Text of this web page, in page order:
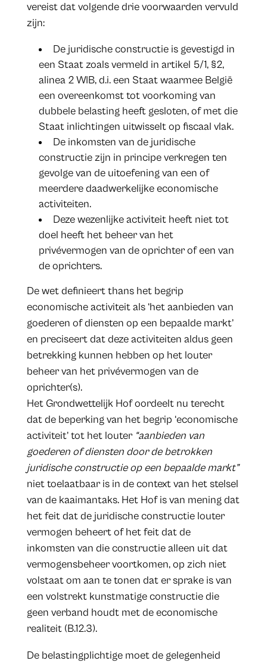
vereist dat volgende drie voorwaarden vervuld
zijn:
De juridische constructie is gevestigd in
een Staat zoals vermeld in artikel 5/1, §2,
alinea 2 WIB, d.i. een Staat waarmee België
een overeenkomst tot voorkoming van
dubbele belasting heeft gesloten, of met die
Staat inlichtingen uitwisselt op fiscaal vlak.
De inkomsten van de juridische
constructie zijn in principe verkregen ten
gevolge van de uitoefening van een of
meerdere daadwerkelijke economische
activiteiten.
Deze wezenlijke activiteit heeft niet tot
doel heeft het beheer van het
privévermogen van de oprichter of een van
de oprichters.
De wet definieert thans het begrip
economische activiteit als ‘het aanbieden van
goederen of diensten op een bepaalde markt’
en preciseert dat deze activiteiten aldus geen
betrekking kunnen hebben op het louter
beheer van het privévermogen van de
oprichter(s).
Het Grondwettelijk Hof oordeelt nu terecht
dat de beperking van het begrip ‘economische
activiteit’ tot het louter “aanbieden van
goederen of diensten door de betrokken
juridische constructie op een bepaalde markt”
niet toelaatbaar is in de context van het stelsel
van de kaaimantaks. Het Hof is van mening dat
het feit dat de juridische constructie louter
vermogen beheert of het feit dat de
inkomsten van die constructie alleen uit dat
vermogensbeheer voortkomen, op zich niet
volstaat om aan te tonen dat er sprake is van
een volstrekt kunstmatige constructie die
geen verband houdt met de economische
realiteit (B.12.3).
De belastingplichtige moet de gelegenheid